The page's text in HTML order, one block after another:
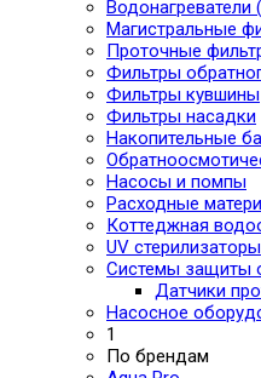
Водонагреватели
Магистральные
Проточные
Фильтры
Фильтры кувшины
Фильтры насадки
Накопительные
Насосы и помпы
Расходные
Коттеджная
UV стерилизаторы
Системы защиты
Датчики
Насосное
1
По брендам